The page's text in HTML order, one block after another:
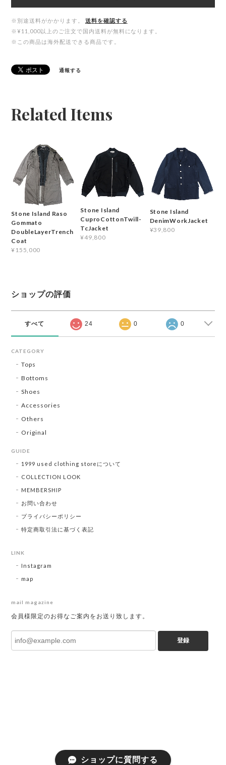
※別途送料がかかります。
送料を確認する
※¥11,000以上のご注文で国内送料が無料になります。
※この商品は海外配送できる商品です。
通報する
Related Items
Stone Island Raso
Gommato
DoubleLayerTrench
Coat
¥155,000
Stone Island
CuproCottonTwill-
TcJacket
¥49,800
Stone Island
DenimWorkJacket
¥39,800
ショップの評価
すべて 24 0 0
CATEGORY
Tops
Bottoms
Shoes
Accessories
Others
Original
GUIDE
1999 used clothing storeについて
COLLECTION LOOK
MEMBERSHIP
お問い合わせ
プライバシーポリシー
特定商取引法に基づく表記
LINK
Instagram
map
mail magazine
会員様限定のお得なご案内をお送り致します。
登録
ショップに質問する